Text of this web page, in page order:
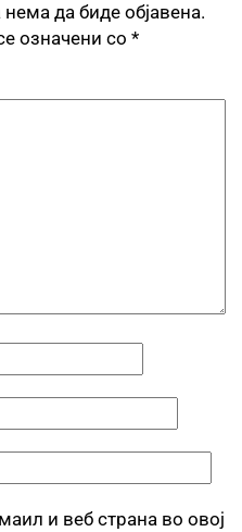
да биде објавена.
означени со *
и веб страна во овој